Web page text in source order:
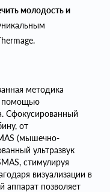
молодость и
методика
помощью
Сфокусированный
от
(мышечно-
ультразвук
стимулируя
визуализации в
аппарат позволяет